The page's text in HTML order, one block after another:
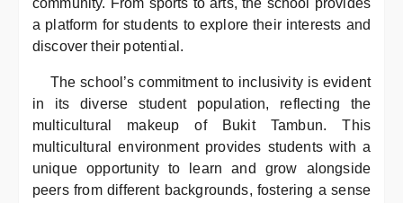
community. From sports to arts, the school provides
a platform for students to explore their interests and
discover their potential.
The school’s commitment to inclusivity is evident
in its diverse student population, reflecting the
multicultural makeup of Bukit Tambun. This
multicultural environment provides students with a
unique opportunity to learn and grow alongside
peers from different backgrounds, fostering a sense